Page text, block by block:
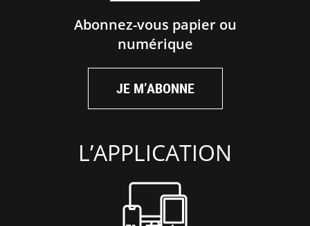
Abonnez-vous papier ou
numérique
JE M’ABONNE
L’APPLICATION